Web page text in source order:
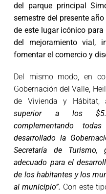
del parque principal
semestre del presente
de este lugar icónico
del mejoramiento vial,
fomentar el comercio y
Del mismo modo, en
Gobernación del Valle,
de Vivienda y Hábitat,
superior a los
complementando
desarrollado la
Secretaría de Turismo,
adecuado para el
de los habitantes y los
al municipio”. Con este